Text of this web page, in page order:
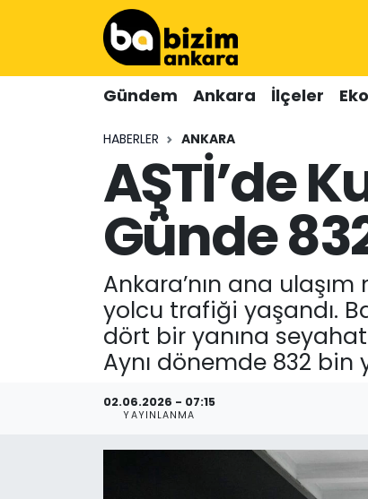
Gündem Ankara İlçeler
HABERLER ANKARA
AŞTİ’de
Günde
Ankara’nın ana
yolcu trafiği yaşandı.
dört bir yanına seyahat
Aynı dönemde 832 bin
02.06.2026 - 07:15
YAYINLANMA
Hava Durumu
Süper Lig Puan Durumu ve Fikstür
Tüm Manşetler
Son Dakika Haberleri
Haber Arşivi